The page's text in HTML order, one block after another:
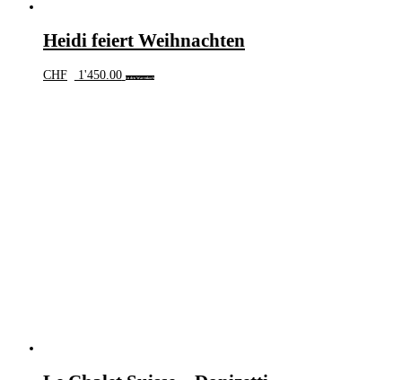
Heidi feiert Weihnachten
CHF 1'450.00 In den Warenkorb